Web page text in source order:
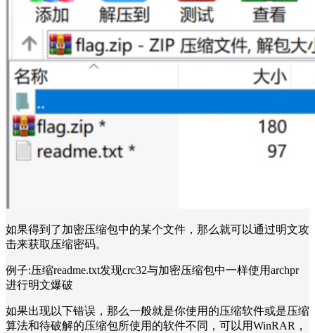
如果得到了加密压缩包中的某个文件，那么就可以通过明文攻
击来获取压缩密码。
例子:压缩readme.txt发现crc32与加密压缩包中一样使用archpr
进行明文爆破
如果出现以下错误，那么一般就是你使用的压缩软件或是压缩
算法和待破解的压缩包所使用的软件不同，可以用WinRAR，